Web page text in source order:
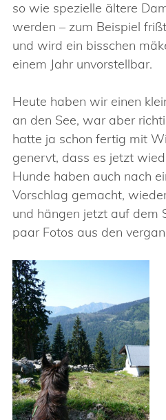
so wie spezielle ältere
werden – zum Beispiel
und wird ein bisschen
einem Jahr unvorstellbar.
Heute haben wir einen
an den See, war aber
hatte ja schon fertig mit
genervt, dass es jetzt
Hunde haben auch nach
Vorschlag gemacht,
und hängen jetzt auf dem
paar Fotos aus den